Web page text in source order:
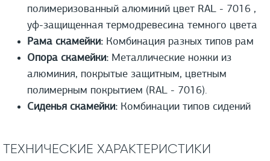
полимеризованный алюминий цвет RAL - 7016 ,
уф-защищенная термодревесина темного цвета
Рама скамейки: Комбинация разных типов рам
Опора скамейки: Металлические ножки из
алюминия, покрытые защитным, цветным
полимерным покрытием (RAL - 7016).
Сиденья скамейки: Комбинации типов сидений
ТЕХНИЧЕСКИЕ ХАРАКТЕРИСТИКИ